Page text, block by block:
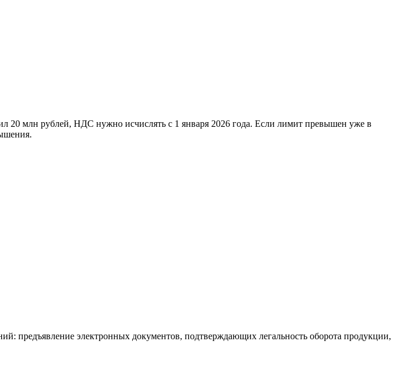
20 млн рублей, НДС нужно исчислять с 1 января 2026 года. Если лимит превышен уже в
предъявление электронных документов, подтверждающих легальность оборота продукции,